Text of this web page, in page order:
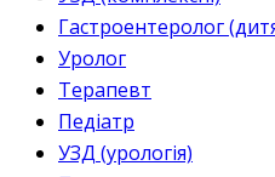
Гастроентеролог
Уролог
Терапевт
Педіатр
УЗД (урологія)